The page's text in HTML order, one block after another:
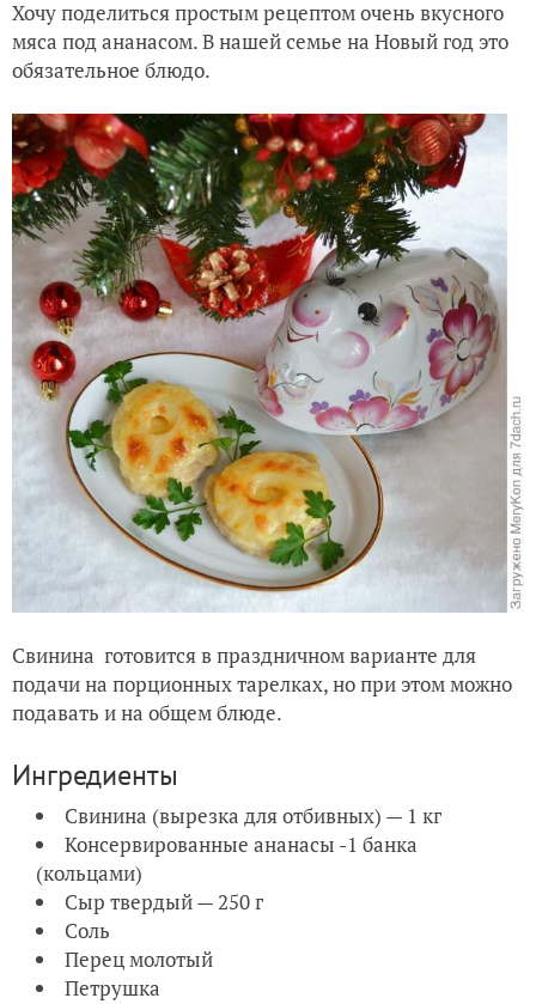
Хочу поделиться простым рецептом очень вкусного
мяса под ананасом. В нашей семье на Новый год это
обязательное блюдо.
Свинина готовится в праздничном варианте для
подачи на порционных тарелках, но при этом можно
подавать и на общем блюде.
Ингредиенты
Свинина (вырезка для отбивных) — 1 кг
Консервированные ананасы -1 банка
(кольцами)
Сыр твердый — 250 г
Соль
Перец молотый
Петрушка